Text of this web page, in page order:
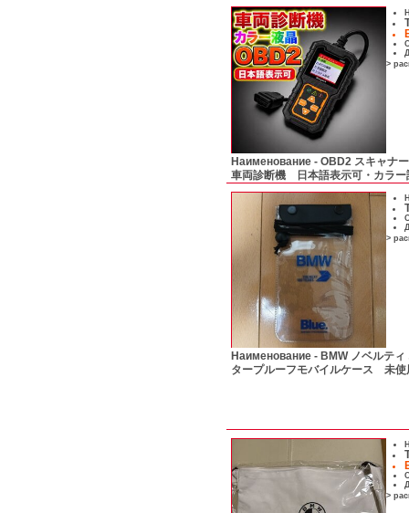
>
Наименование - OBD2 スキャナ
車両診断機 日本語表示可・カラー
>
Наименование - BMW ノベルテ
タープルーフモバイルケース 未使
>